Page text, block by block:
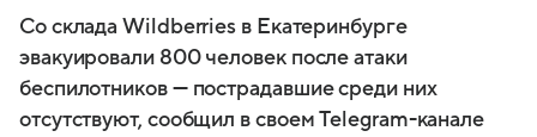
Со склада Wildberries в Екатеринбурге
эвакуировали 800 человек после атаки
беспилотников — пострадавшие среди них
отсутствуют, сообщил в своем Telegram-канале